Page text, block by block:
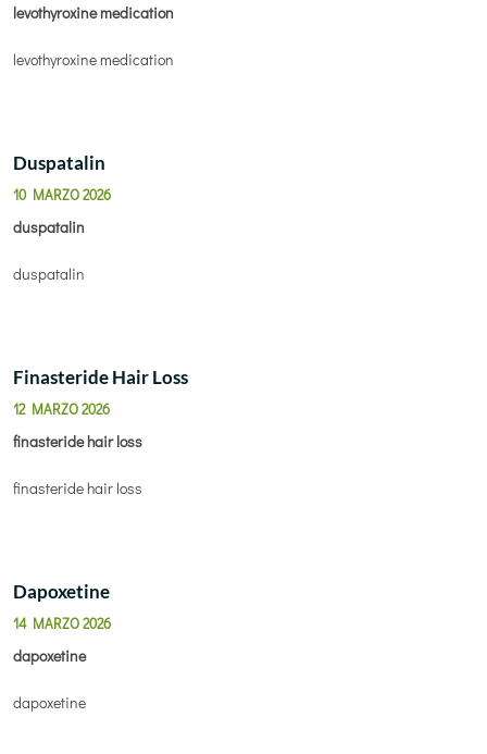
levothyroxine medication
levothyroxine medication
Duspatalin
10 MARZO 2026
duspatalin
duspatalin
Finasteride Hair Loss
12 MARZO 2026
finasteride hair loss
finasteride hair loss
Dapoxetine
14 MARZO 2026
dapoxetine
dapoxetine